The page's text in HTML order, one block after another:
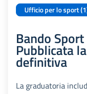
Ufficio per lo sport
Bando
Pubblicata
definitiva
La graduatoria